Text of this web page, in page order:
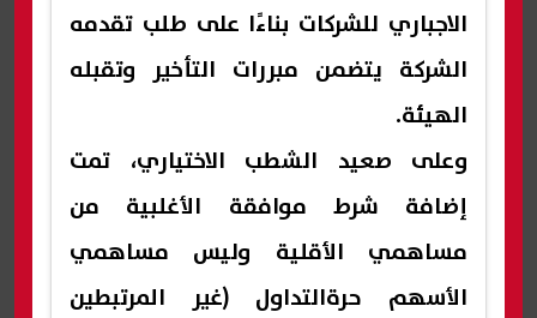
الاجباري للشركات بناءًا على طلب تقدمه
الشركة يتضمن مبررات التأخير وتقبله
الهيئة.
وعلى صعيد الشطب الاختياري، تمت
إضافة شرط موافقة الأغلبية من
مساهمي الأقلية وليس مساهمي
الأسهم حرةالتداول (غير المرتبطين